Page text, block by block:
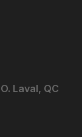
Laval, QC